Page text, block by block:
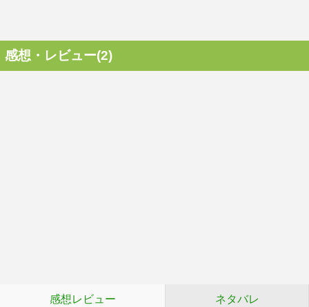
感想・レビュー(2)
感想レビュー ネタバレ